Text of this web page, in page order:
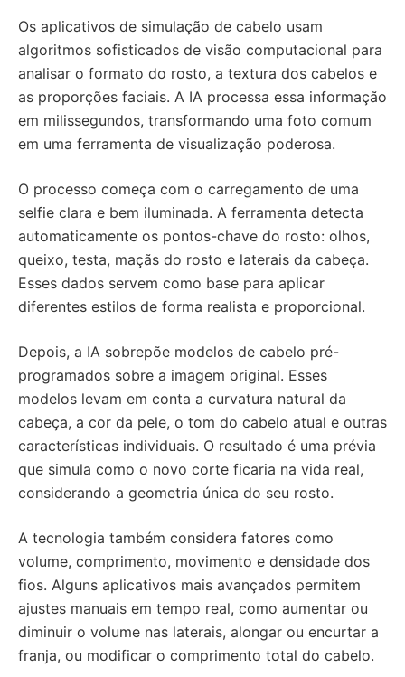
Os aplicativos de simulação de cabelo usam
algoritmos sofisticados de visão computacional para
analisar o formato do rosto, a textura dos cabelos e
as proporções faciais. A IA processa essa informação
em milissegundos, transformando uma foto comum
em uma ferramenta de visualização poderosa.
O processo começa com o carregamento de uma
selfie clara e bem iluminada. A ferramenta detecta
automaticamente os pontos-chave do rosto: olhos,
queixo, testa, maçãs do rosto e laterais da cabeça.
Esses dados servem como base para aplicar
diferentes estilos de forma realista e proporcional.
Depois, a IA sobrepõe modelos de cabelo pré-
programados sobre a imagem original. Esses
modelos levam em conta a curvatura natural da
cabeça, a cor da pele, o tom do cabelo atual e outras
características individuais. O resultado é uma prévia
que simula como o novo corte ficaria na vida real,
considerando a geometria única do seu rosto.
A tecnologia também considera fatores como
volume, comprimento, movimento e densidade dos
fios. Alguns aplicativos mais avançados permitem
ajustes manuais em tempo real, como aumentar ou
diminuir o volume nas laterais, alongar ou encurtar a
franja, ou modificar o comprimento total do cabelo.